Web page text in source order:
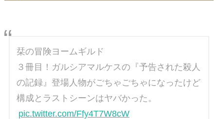
栞の冒険ヨームギルド
３冊目！ガルシアマルケスの『予告された殺人
の記録』登場人物がごちゃごちゃになったけど
構成とラストシーンはヤバかった。
pic.twitter.com/Ffy4T7W8cW